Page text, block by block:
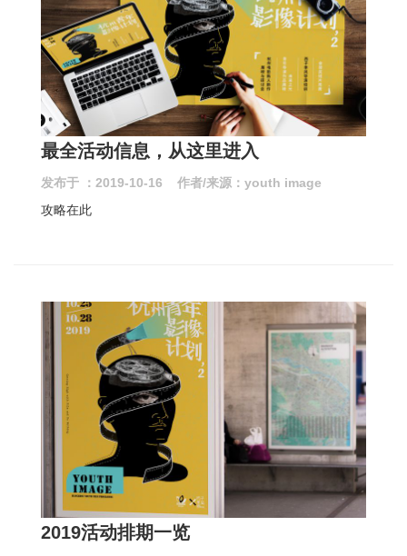
最全活动信息，从这里进入
发布于 ：2019-10-16 作者/来源：youth image
攻略在此
2019活动排期一览